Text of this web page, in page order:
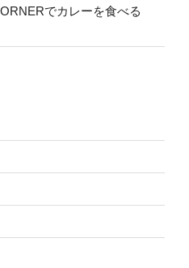
でカレーを食べる